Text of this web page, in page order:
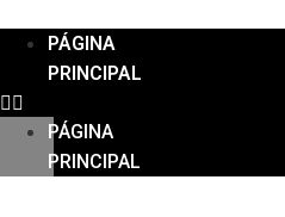
PÁGINA
PRINCIPAL
PÁGINA
PRINCIPAL